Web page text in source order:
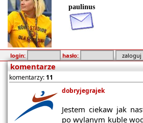
paulinus
login: hasło:
komentarze
komentarzy:11
dobryjegrajek
Jestem ciekaw jak
po wylanym kuble